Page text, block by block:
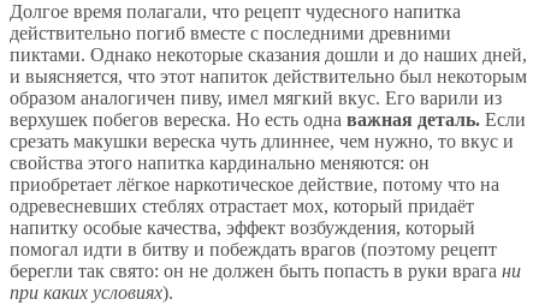
Долгое время полагали, что рецепт чудесного напитка
действительно погиб вместе с последними древними
пиктами. Однако некоторые сказания дошли и до наших дней,
и выясняется, что этот напиток действительно был некоторым
образом аналогичен пиву, имел мягкий вкус. Его варили из
верхушек побегов вереска. Но есть одна важная деталь. Если
срезать макушки вереска чуть длиннее, чем нужно, то вкус и
свойства этого напитка кардинально меняются: он
приобретает лёгкое наркотическое действие, потому что на
одревесневших стеблях отрастает мох, который придаёт
напитку особые качества, эффект возбуждения, который
помогал идти в битву и побеждать врагов (поэтому рецепт
берегли так свято: он не должен быть попасть в руки врага ни
при каких условиях).